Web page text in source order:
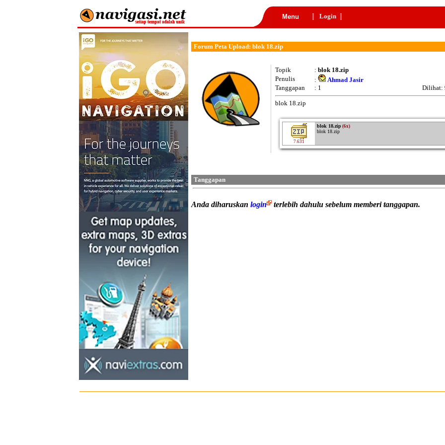
Menu Login
Forum Peta Upload: blok 18.zip
Topik : blok 18.zip
Penulis
: Ahmad Jasir
Tanggapan
: 1 Dilihat:
blok 18.zip
7.631
blok 18.zip (6x)
blok 18.zip
Tanggapan
Anda diharuskan login terlebih dahulu sebelum memberi tanggapan.